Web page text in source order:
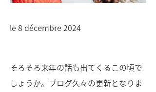
le 8 décembre 2024
そろそろ来年の話も出てくるこの頃で
しょうか。ブログ久々の更新となりま